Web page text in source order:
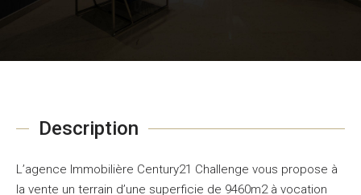
Description
L’agence Immobilière Century21 Challenge vous propose à
la vente un terrain d’une superficie de 9460m2 à vocation